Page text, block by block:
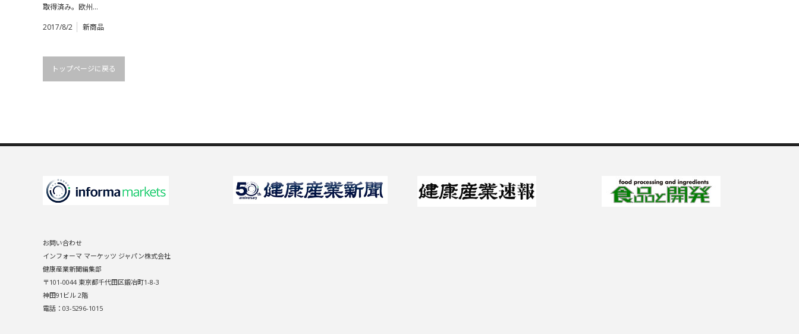
取得済み。欧州…
2017/8/2
新商品
トップページに戻る
お問い合わせ
インフォーマ マーケッツ ジャパン株式会社
健康産業新聞編集部
〒101-0044 東京都千代田区鍛冶町1-8-3
神田91ビル 2階
電話：03-5296-1015